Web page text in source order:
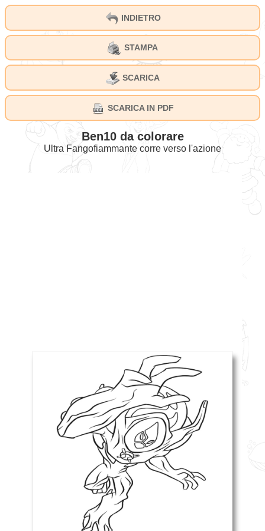
INDIETRO
STAMPA
SCARICA
SCARICA IN PDF
Ben10 da colorare
Ultra Fangofiammante corre verso l'azione